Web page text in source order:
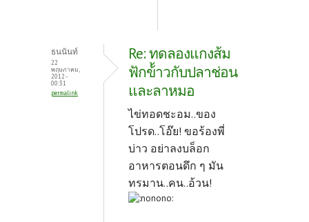
ธนนันท์
22
พฤษภาคม,
2012 -
00:31
permalink
Re: ทดลองแกงส้ม
ฟักข้้าวกับปลาช่อน
และลาหมอ
ไข่ทอดชะอม..ของ
โปรด..โอ๊ย! ขอร้องพี่
บ่าว อย่าลงบล็อก
อาหารตอนดึก ๆ มัน
ทรมาน..คน..อ้วน!